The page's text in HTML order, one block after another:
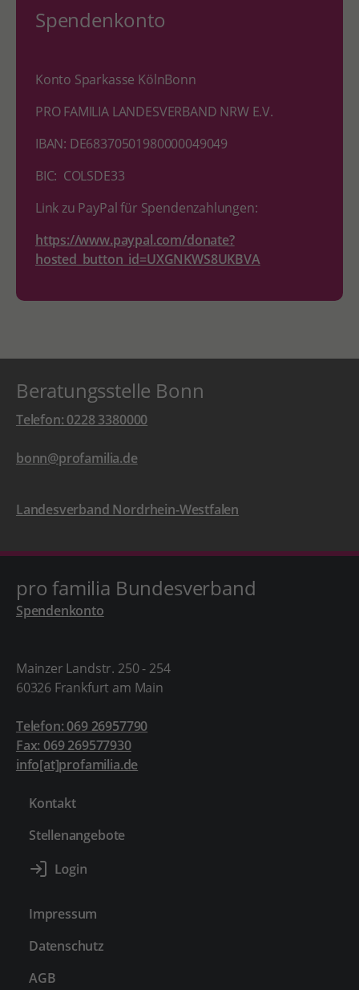
Spendenkonto
Konto Sparkasse KölnBonn
PRO FAMILIA LANDESVERBAND NRW E.V.
IBAN: DE68370501980000049049
BIC: COLSDE33
Link zu PayPal für Spendenzahlungen:
https://www.paypal.com/donate?
hosted_button_id=UXGNKWS8UKBVA
Beratungsstelle Bonn
Telefon: 0228 3380000
bonn@profamilia.de
Landesverband Nordrhein-Westfalen
pro familia Bundesverband
Spendenkonto
Mainzer Landstr. 250 - 254
60326 Frankfurt am Main
Telefon: 069 26957790
Fax: 069 269577930
info[at]profamilia.de
Kontakt
Stellenangebote
Impressum
Datenschutz
AGB